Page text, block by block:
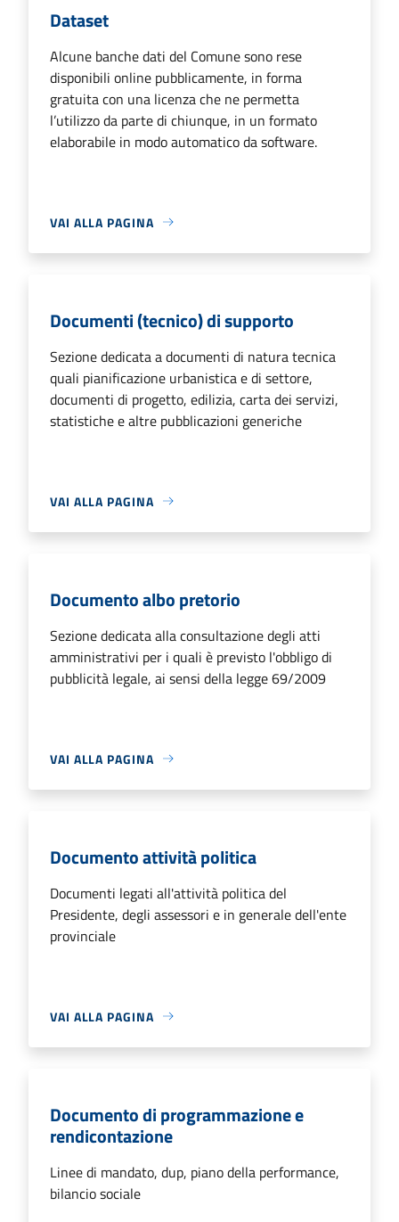
Dataset
Alcune banche dati del Comune sono rese
disponibili online pubblicamente, in forma
gratuita con una licenza che ne permetta
l’utilizzo da parte di chiunque, in un formato
elaborabile in modo automatico da software.
VAI ALLA PAGINA
Documenti (tecnico) di supporto
Sezione dedicata a documenti di natura tecnica
quali pianificazione urbanistica e di settore,
documenti di progetto, edilizia, carta dei servizi,
statistiche e altre pubblicazioni generiche
VAI ALLA PAGINA
Documento albo pretorio
Sezione dedicata alla consultazione degli atti
amministrativi per i quali è previsto l'obbligo di
pubblicità legale, ai sensi della legge 69/2009
VAI ALLA PAGINA
Documento attività politica
Documenti legati all'attività politica del
Presidente, degli assessori e in generale dell'ente
provinciale
VAI ALLA PAGINA
Documento di programmazione e
rendicontazione
Linee di mandato, dup, piano della performance,
bilancio sociale